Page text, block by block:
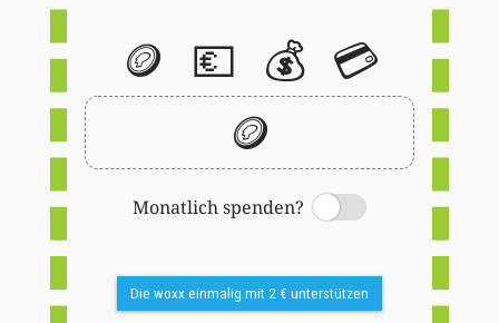
🪙 💶 💰 💳
🪙
Monatlich spenden?
Switch
Die woxx einmalig mit 2 € unterstützen